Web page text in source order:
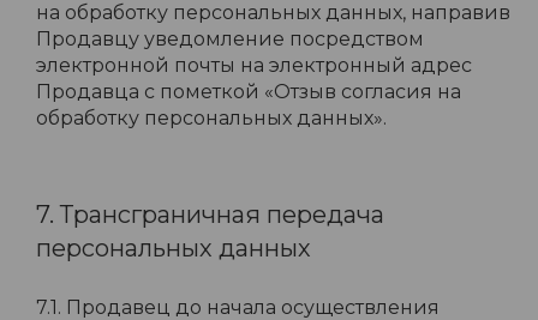
на обработку персональных данных, направив
Продавцу уведомление посредством
электронной почты на электронный адрес
Продавца с пометкой «Отзыв согласия на
обработку персональных данных».
7. Трансграничная передача
персональных данных
7.1. Продавец до начала осуществления